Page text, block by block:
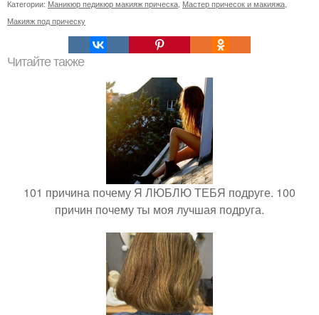
Категории: Маникюр педикюр макияж прическа Мастер причесок и макияжа
Макияж под прическу
Читайте также
101 причина почему Я ЛЮБЛЮ ТЕБЯ подруге. 100
причин почему ты моя лучшая подруга.